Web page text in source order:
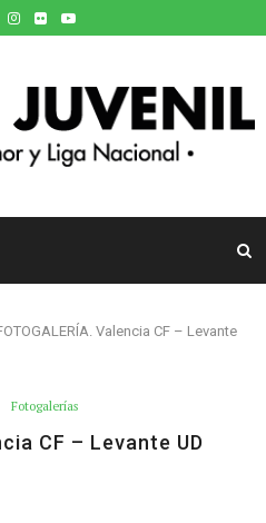
Valencia CF – Levante
Fotogalerías
CF – Levante UD